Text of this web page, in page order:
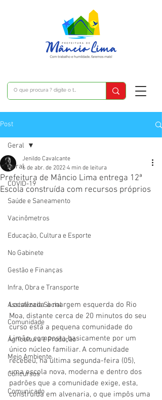
Post
Geral
COVID-19
Saúde e Saneamento
Vacinômetros
Educação, Cultura e Esporte
No Gabinete
Gestão e Finanças
Infra, Obra e Transporte
Assistência Social
Comunidade
Agricultura e Produção
Meio Ambiente
Concursos
Comunicado
Geral
Prefeitura de Mâncio Lima entrega 12ª
Escola construída com recursos próprios
Jenildo Cavalcante
6 de abr. de 2022 4 min de leitura
Localizada à margem esquerda do Rio
Moa, distante cerca de 20 minutos do seu
curso está a pequena comunidade do
Limão, composta basicamente por um
único núcleo familiar. A comunidade
recebeu, na última segunda-feira (05),
uma escola nova, moderna e dentro dos
padrões que a comunidade exige, esta,
construída em alvenaria, o que impôs uma